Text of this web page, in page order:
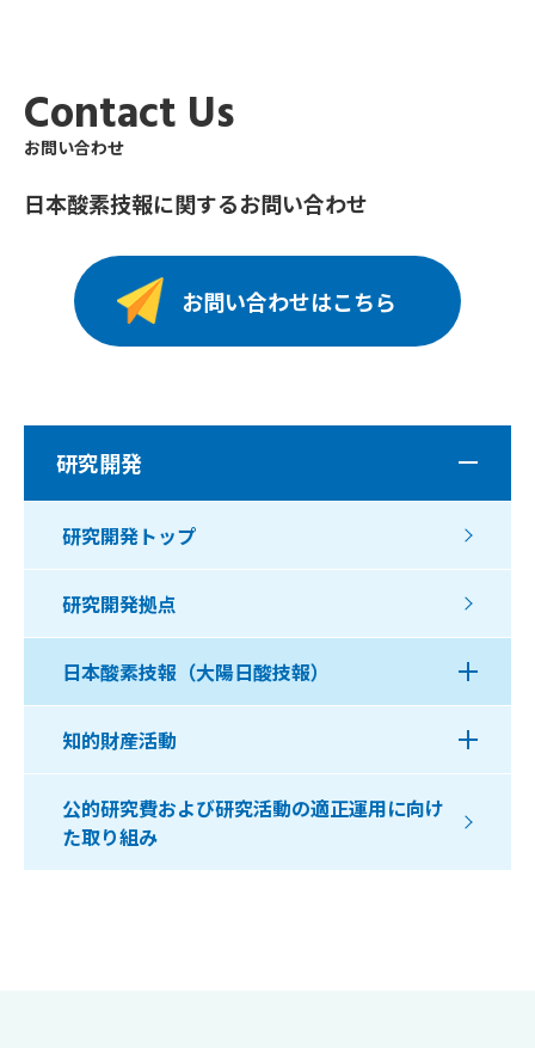
Contact Us
お問い合わせ
日本酸素技報に関するお問い合わせ
お問い合わせはこちら
研究開発
研究開発トップ
研究開発拠点
日本酸素技報（大陽日酸技報）
知的財産活動
公的研究費および研究活動の適正運用に向け
た取り組み